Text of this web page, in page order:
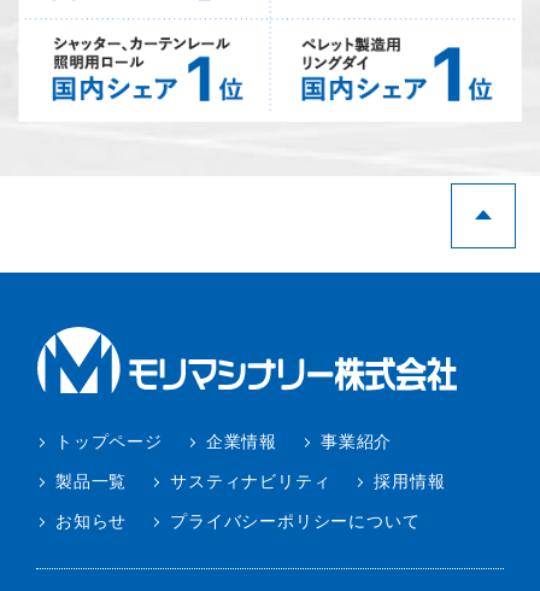
トップページ 企業情報 事業紹介
製品一覧 サスティナビリティ 採用情報
お知らせ プライバシーポリシーについて